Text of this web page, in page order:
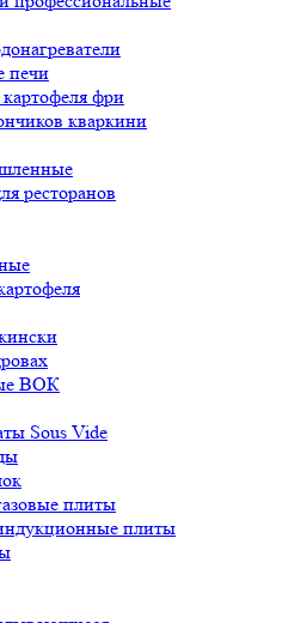
печи
фри
кваркини
ресторанов
ВОК
Sous Vide
плиты
плиты